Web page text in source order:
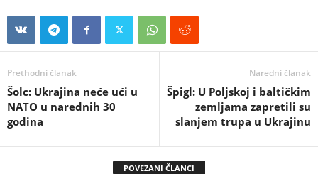
Prethodni članak
Šolc: Ukrajina neće ući u
NATO u narednih 30
godina
Naredni članak
Špigl: U Poljskoj i baltičkim
zemljama zapretili su
slanjem trupa u Ukrajinu
POVEZANI ČLANCI